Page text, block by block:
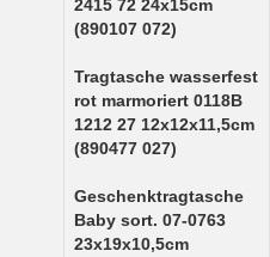
2415 72 24x15cm
(890107 072)
Tragtasche wasserfest
rot marmoriert 0118B
1212 27 12x12x11,5cm
(890477 027)
Geschenktragtasche
Baby sort. 07-0763
23x19x10,5cm